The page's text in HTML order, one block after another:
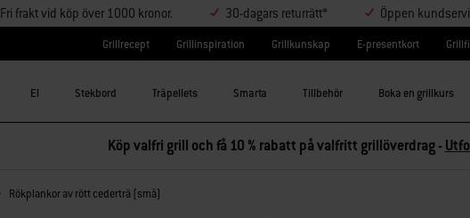
Fri frakt vid köp över 1000 kronor. 30-dagars returrätt* Öppen
Grillrecept Grillinspiration Grillkunskap E-presentkort
El Stekbord Träpellets Smarta Tillbehör Boka en grillkurs
Köp valfri grill och få 10 % rabatt på valfritt grillöverdrag -
Rökplankor av rött cederträ (små)